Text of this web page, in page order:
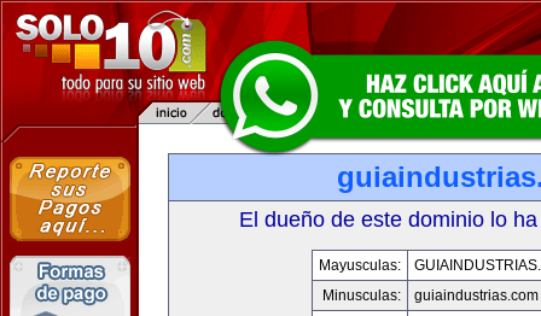
El dueño de este dominio lo
Mayusculas:
Minusculas:
guiaindustrias.com